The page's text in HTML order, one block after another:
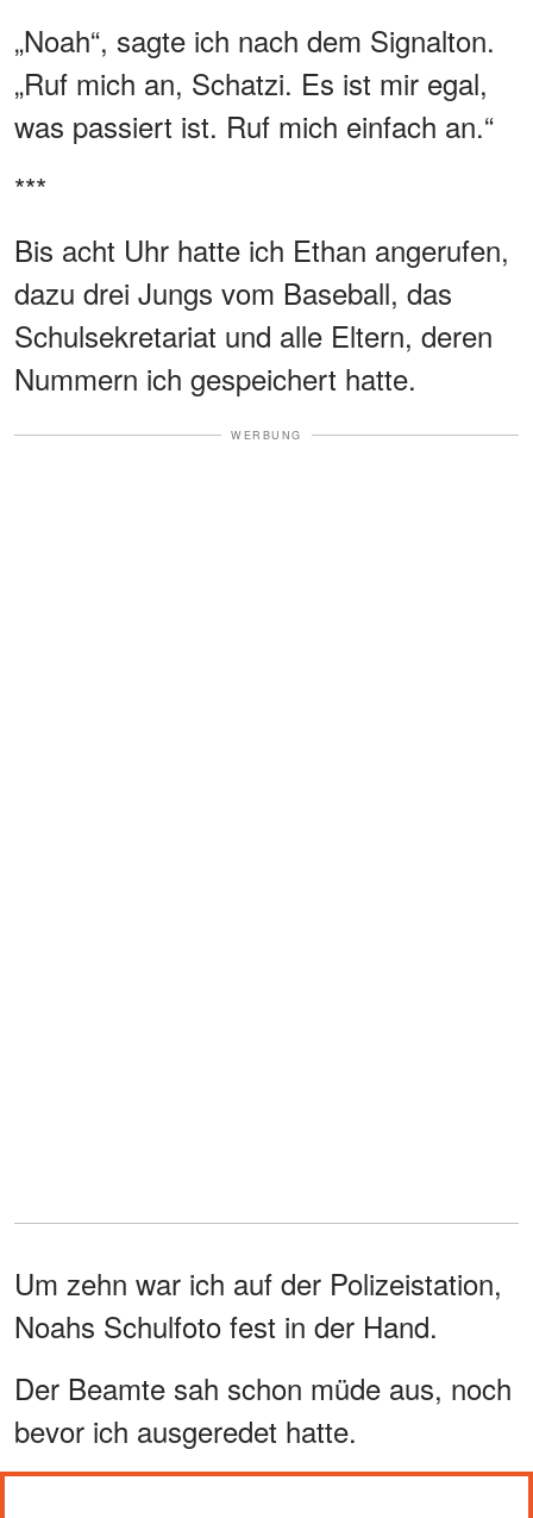
„Noah“, sagte ich nach dem Signalton.
„Ruf mich an, Schatzi. Es ist mir egal,
was passiert ist. Ruf mich einfach an.“
***
Bis acht Uhr hatte ich Ethan angerufen,
dazu drei Jungs vom Baseball, das
Schulsekretariat und alle Eltern, deren
Nummern ich gespeichert hatte.
WERBUNG
Um zehn war ich auf der Polizeistation,
Noahs Schulfoto fest in der Hand.
Der Beamte sah schon müde aus, noch
bevor ich ausgeredet hatte.